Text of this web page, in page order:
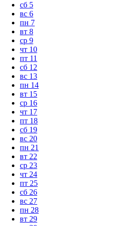
сб 5
вс 6
пн 7
вт 8
ср 9
чт 10
пт 11
сб 12
вс 13
пн 14
вт 15
ср 16
чт 17
пт 18
сб 19
вс 20
пн 21
вт 22
ср 23
чт 24
пт 25
сб 26
вс 27
пн 28
вт 29